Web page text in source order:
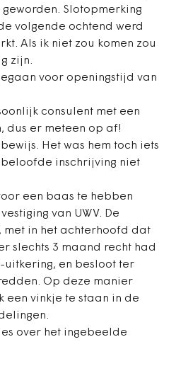
Slotopmerking
volgende ochtend werd
Als ik niet zou komen zou
zijn.
voor openingstijd van
consulent met een
dus er meteen op af!
Het was hem toch iets
inschrijving niet
een baas te hebben
van UWV. De
met in het achterhoofd dat
slechts 3 maand recht had
uitkering, en besloot ter
Op deze manier
een vinkje te staan in de
over het ingebeelde